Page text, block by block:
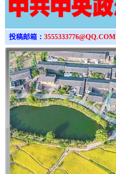
投稿邮箱： 3555333776@QQ.COM